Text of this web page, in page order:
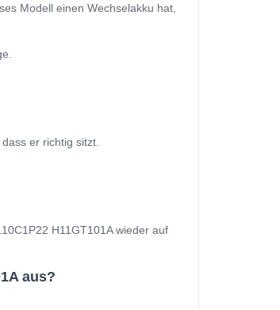
Modell einen Wechselakku hat,
er richtig sitzt.
H11GT101A wieder auf
aus?